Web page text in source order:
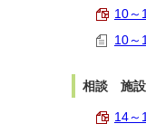
10～
10～
相談 施設
14～